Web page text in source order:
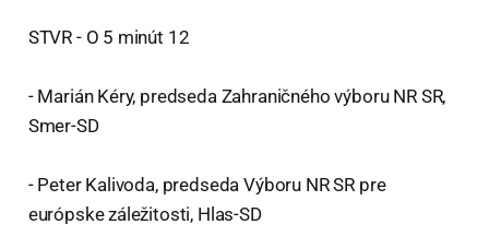
STVR - O 5 minút 12
- Marián Kéry, predseda Zahraničného výboru NR SR,
Smer-SD
- Peter Kalivoda, predseda Výboru NR SR pre
európske záležitosti, Hlas-SD